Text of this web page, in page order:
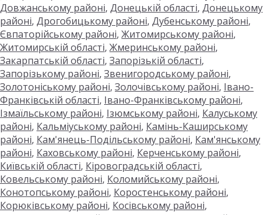
Довжанському районі, Донецькій області, Донецькому
районі, Дрогобицькому районі, Дубенському районі,
Євпаторійському районі, Житомирському районі,
Житомирській області, Жмеринському районі,
Закарпатській області, Запорізькій області,
Запорізькому районі, Звенигородському районі,
Золотоніському районі, Золочівському районі, Івано-
Франківській області, Івано-Франківському районі,
Ізмаїльському районі, Ізюмському районі, Калуському
районі, Кальміуському районі, Камінь-Каширському
районі, Кам'янець-Подільському районі, Кам'янському
районі, Каховському районі, Керченському районі,
Київській області, Кіровоградській області,
Ковельському районі, Коломийському районі,
Конотопському районі, Коростенському районі,
Корюківському районі, Косівському районі,